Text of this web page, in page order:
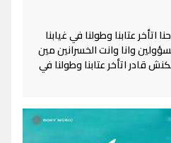
اتأخر عتابنا وطولنا في غيابنا
وانا وانت الخسرانين مين
قادر اتأخر عتابنا وطولنا في